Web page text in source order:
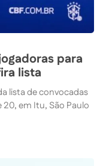
para
lista
lista de convocadas
20, em Itu, São Paulo